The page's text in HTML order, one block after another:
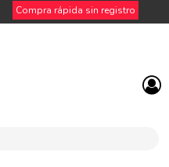
Compra rápida sin registro